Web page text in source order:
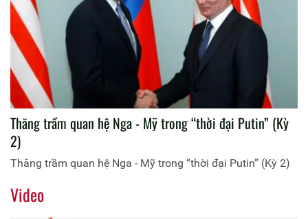
Thăng trầm quan hệ Nga - Mỹ trong “thời đại Putin” (Kỳ
2)
Thăng trầm quan hệ Nga - Mỹ trong “thời đại Putin” (Kỳ 2)
Video